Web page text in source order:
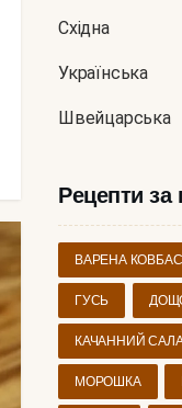
Східна
Українська
Швейцарська
Рецепти за
ВАРЕНА
ГУСЬ
КАЧАННИЙ
МОРОШКА